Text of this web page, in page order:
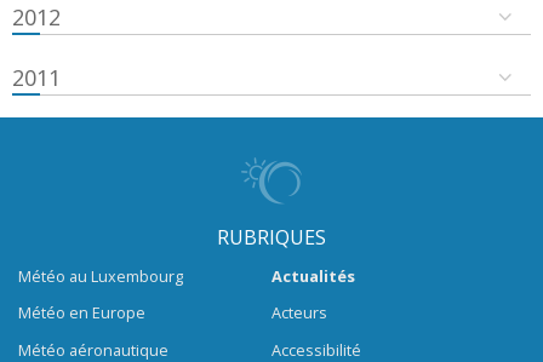
2012
2011
RUBRIQUES
Météo au Luxembourg
Météo en Europe
Météo aéronautique
Actualités
Acteurs
Accessibilité